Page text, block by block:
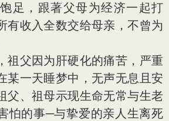
足，跟著父母为经济一起打
有收入全数交给母亲，不曾为
父因为肝硬化的痛苦，严重
某一天睡梦中，无声无息且安
父、祖母示现生命无常与生老
怕的事─与挚爱的亲人生离死